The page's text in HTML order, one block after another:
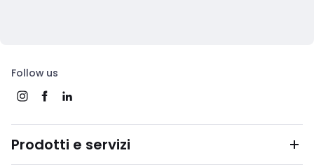
Follow us
Prodotti e servizi